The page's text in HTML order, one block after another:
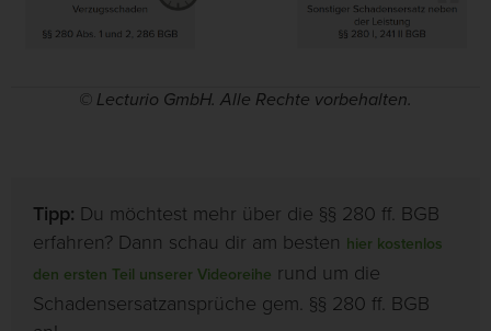
© Lecturio GmbH. Alle Rechte vorbehalten.
Tipp: Du möchtest mehr über die §§ 280 ff. BGB
erfahren? Dann schau dir am besten hier kostenlos
den ersten Teil unserer Videoreihe rund um die
Schadensersatzansprüche gem. §§ 280 ff. BGB